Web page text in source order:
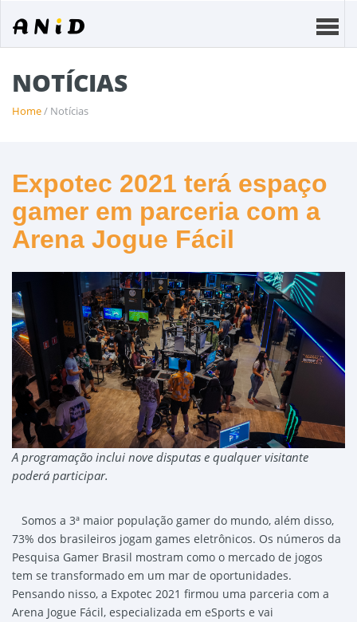
NOTÍCIAS
Home/ Notícias
Expotec 2021 terá espaço
gamer em parceria com a
Arena Jogue Fácil
A programação inclui nove disputas e qualquer visitante
poderá participar.
Somos a 3ª maior população gamer do mundo, além disso,
73% dos brasileiros jogam games eletrônicos. Os números da
Pesquisa Gamer Brasil mostram como o mercado de jogos
tem se transformado em um mar de oportunidades.
Pensando nisso, a Expotec 2021 firmou uma parceria com a
Arena Jogue Fácil, especializada em eSports e vai